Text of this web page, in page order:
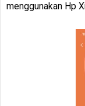
menggunakan Hp